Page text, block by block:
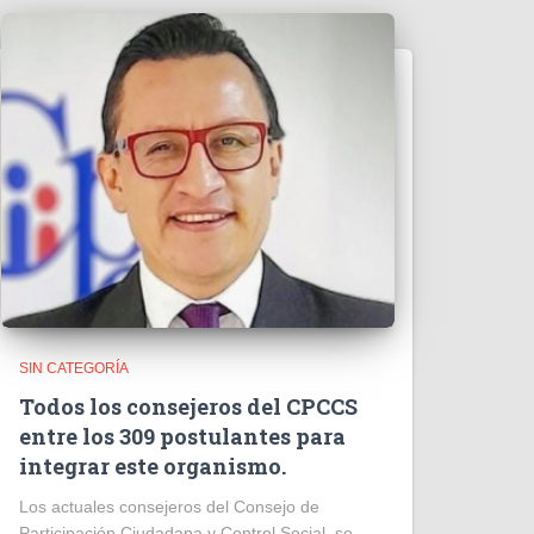
SIN CATEGORÍA
Todos los consejeros del CPCCS
entre los 309 postulantes para
integrar este organismo.
Los actuales consejeros del Consejo de